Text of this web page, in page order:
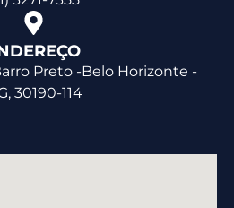
Preto -Belo Horizonte -
30190-114